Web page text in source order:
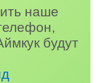
наше
будут